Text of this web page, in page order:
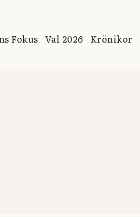
Fokus Val 2026 Krönikor